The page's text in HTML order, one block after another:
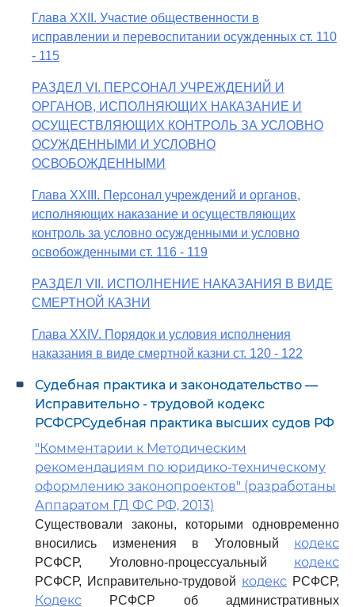
Глава XXII. Участие общественности в
исправлении и перевоспитании осужденных ст. 110
- 115
РАЗДЕЛ VI. ПЕРСОНАЛ УЧРЕЖДЕНИЙ И
ОРГАНОВ, ИСПОЛНЯЮЩИХ НАКАЗАНИЕ И
ОСУЩЕСТВЛЯЮЩИХ КОНТРОЛЬ ЗА УСЛОВНО
ОСУЖДЕННЫМИ И УСЛОВНО
ОСВОБОЖДЕННЫМИ
Глава XXIII. Персонал учреждений и органов,
исполняющих наказание и осуществляющих
контроль за условно осужденными и условно
освобожденными ст. 116 - 119
РАЗДЕЛ VII. ИСПОЛНЕНИЕ НАКАЗАНИЯ В ВИДЕ
СМЕРТНОЙ КАЗНИ
Глава XXIV. Порядок и условия исполнения
наказания в виде смертной казни ст. 120 - 122
Судебная практика и законодательство —
Исправительно - трудовой кодекс
РСФСРСудебная практика высших судов РФ
"Комментарии к Методическим
рекомендациям по юридико-техническому
оформлению законопроектов" (разработаны
Аппаратом ГД ФС РФ, 2013)
Существовали законы, которыми одновременно
вносились изменения в Уголовный кодекс
РСФСР, Уголовно-процессуальный кодекс
РСФСР, Исправительно-трудовой кодекс РСФСР,
Кодекс РСФСР об административных